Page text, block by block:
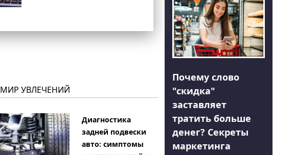
МИР УВЛЕЧЕНИЙ
Диагностика
задней подвески
авто: симптомы
Почему слово
"скидка"
заставляет
тратить больше
денег? Секреты
маркетинга